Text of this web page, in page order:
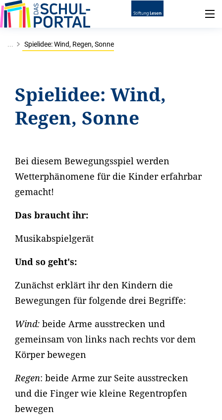
... Spielidee: Wind, Regen, Sonne
Spielidee: Wind,
Regen, Sonne
Bei diesem Bewegungsspiel werden
Wetterphänomene für die Kinder erfahrbar
gemacht!
Das braucht ihr:
Musikabspielgerät
Und so geht's:
Zunächst erklärt ihr den Kindern die
Bewegungen für folgende drei Begriffe:
Wind: beide Arme ausstrecken und
gemeinsam von links nach rechts vor dem
Körper bewegen
Regen: beide Arme zur Seite ausstrecken
und die Finger wie kleine Regentropfen
bewegen